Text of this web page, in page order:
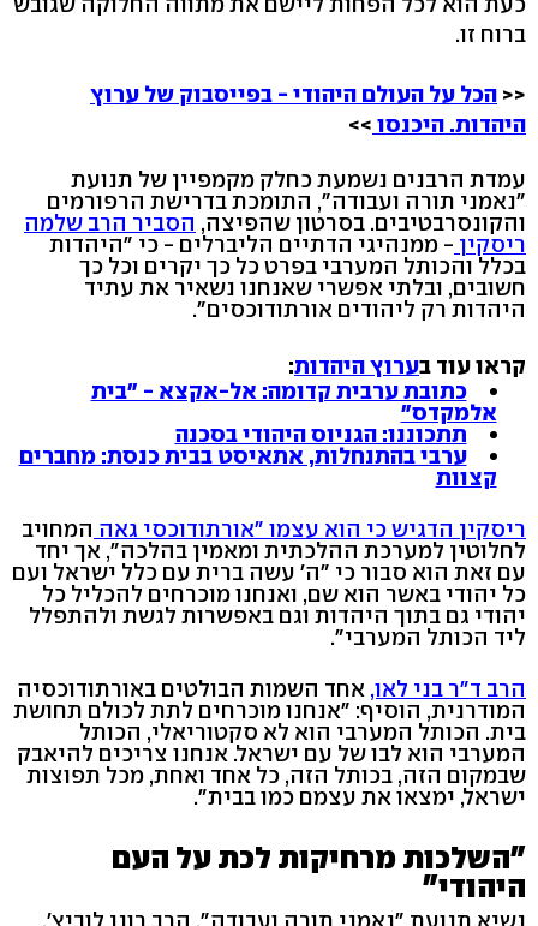
ברוח זו.
<< הכל על העולם היהודי - בפייסבוק של ערוץ
היהדות. היכנסו >>
עמדת הרבנים נשמעת כחלק מקמפיין של תנועת
"נאמני תורה ועבודה", התומכת בדרישת הרפורמים
והקונסרבטיבים. בסרטון שהפיצה, הסביר הרב שלמה
ריסקין - ממנהיגי הדתיים הליברלים - כי "היהדות
בכלל והכותל המערבי בפרט כל כך יקרים וכל כך
חשובים, ובלתי אפשרי שאנחנו נשאיר את עתיד
היהדות רק ליהודים אורתודוכסים".
קראו עוד בערוץ היהדות:
כתובת ערבית קדומה: אל-אקצא - "בית
אלמקדס"
תתכוננו: הגניוס היהודי בסכנה
ערבי בהתנחלות, אתאיסט בבית כנסת: מחברים
קצוות
ריסקין הדגיש כי הוא עצמו "אורתודוכסי גאה המחויב
לחלוטין למערכת ההלכתית ומאמין בהלכה", אך יחד
עם זאת הוא סבור כי "ה' עשה ברית עם כלל ישראל ועם
כל יהודי באשר הוא שם, ואנחנו מוכרחים להכליל כל
יהודי גם בתוך היהדות וגם באפשרות לגשת ולהתפלל
ליד הכותל המערבי".
הרב ד"ר בני לאו, אחד השמות הבולטים באורתודוכסיה
המודרנית, הוסיף: "אנחנו מוכרחים לתת לכולם תחושת
בית. הכותל המערבי הוא לא סקטוריאלי, הכותל
המערבי הוא לבו של עם ישראל. אנחנו צריכים להיאבק
שבמקום הזה, בכותל הזה, כל אחד ואחת, מכל תפוצות
ישראל, ימצאו את עצמם כמו בבית".
"השלכות מרחיקות לכת על העם
היהודי"
נשיא תנועת "נאמני תורה ועבודה", הרב רונן לוביץ',